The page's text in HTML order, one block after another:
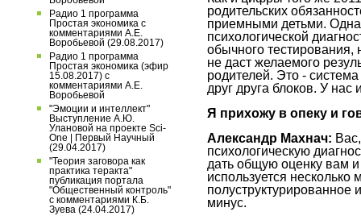
родительских
приемными детьми.
психологической
обычного тестирования,
не даст желаемого
родителей. Это -
друг друга блоков. У нас
Я прихожу в опеку и
Александр Махнач:
психологическую
дать общую оценку вам
используется несколько
полуструктурированное
минус.
Радио 1 программа
Простая экономика с
комментариями А.Е.
Воробьевой (29.08.2017)
Радио 1 программа
Простая экономика (эфир
15.08.2017) с
комментариями А.Е.
Воробьевой
"Эмоции и интеллект"
Выступление А.Ю.
Улановой на проекте Sci-
One | Первый Научный
(29.04.2017)
"Теория заговора как
практика теракта"
публикация портала
"Общественный контроль"
с комментариями К.Б.
Зуева (24.04.2017)